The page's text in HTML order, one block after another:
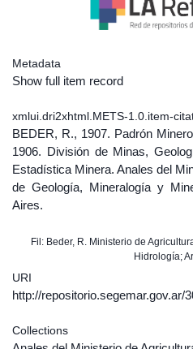
Metadata
Show full item record
xmlui.dri2xhtml.METS-1.0.item-
BEDER, R., 1907. Padrón
1906. División de Minas,
Estadística Minera. Anales del
de Geología, Mineralogía y
Aires.
Fil: Beder, R. Ministerio de
Hidrología;
URI
http://repositorio.segemar.gov.ar/
Collections